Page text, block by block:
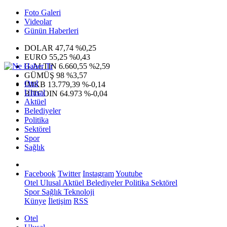
Foto Galeri
Videolar
Günün Haberleri
DOLAR 47,74 %0,25
EURO 55,25 %0,43
G.ALTIN 6.660,55 %2,59
GÜMÜŞ 98 %3,57
IMKB 13.779,39 %-0,14
BITCOIN 64.973 %-0,04
Otel
Ulusal
Aktüel
Belediyeler
Politika
Sektörel
Spor
Sağlık
Facebook Twitter InstagramYoutube
Otel Ulusal Aktüel BelediyelerPolitika Sektörel
SporSağlık Teknoloji
Künye İletişim RSS
Otel